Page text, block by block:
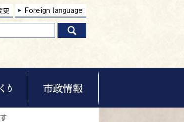
更 Foreign language